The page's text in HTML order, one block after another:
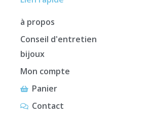
à propos
Conseil d'entretien
bijoux
Mon compte
Panier
Contact